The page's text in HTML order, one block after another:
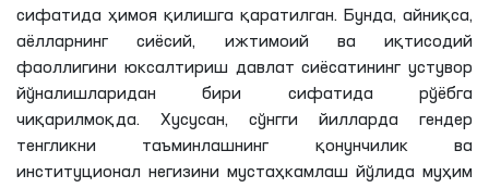
сифатида ҳимоя қилишга қаратилган. Бунда, айниқса,
аёлларнинг сиёсий, ижтимоий ва иқтисодий
фаоллигини юксалтириш давлат сиёсатининг устувор
йўналишларидан бири сифатида рўёбга
чиқарилмоқда. Хусусан, сўнгги йилларда гендер
тенгликни таъминлашнинг қонунчилик ва
институционал негизини мустаҳкамлаш йўлида муҳим